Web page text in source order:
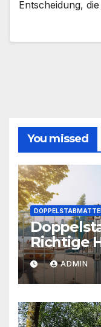
Entscheidung,
You missed
Richtige
ADMIN